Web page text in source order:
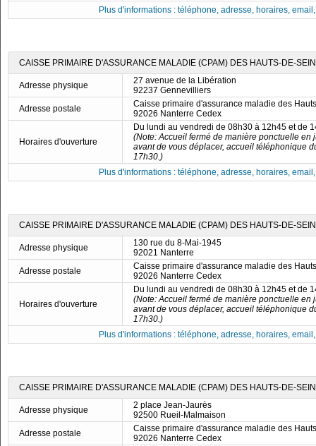
Plus d'informations : téléphone, adresse, horaires,
CAISSE PRIMAIRE D'ASSURANCE MALADIE (CPAM) DES HAUTS-DE-
Adresse physique
27 avenue de la Libération
92237 Gennevilliers
Adresse postale
Caisse primaire d'assurance maladie des
92026 Nanterre Cedex
Horaires d'ouverture
Du lundi au vendredi de 08h30 à 12h45 et de
(Note: Accueil fermé de manière ponctuelle
avant de vous déplacer, accueil téléphonique
17h30.)
Plus d'informations : téléphone, adresse, horaires,
CAISSE PRIMAIRE D'ASSURANCE MALADIE (CPAM) DES HAUTS-DE-
Adresse physique
130 rue du 8-Mai-1945
92021 Nanterre
Adresse postale
Caisse primaire d'assurance maladie des
92026 Nanterre Cedex
Horaires d'ouverture
Du lundi au vendredi de 08h30 à 12h45 et de
(Note: Accueil fermé de manière ponctuelle
avant de vous déplacer, accueil téléphonique
17h30.)
Plus d'informations : téléphone, adresse, horaires,
CAISSE PRIMAIRE D'ASSURANCE MALADIE (CPAM) DES HAUTS-DE-
Adresse physique
2 place Jean-Jaurès
92500 Rueil-Malmaison
Adresse postale
Caisse primaire d'assurance maladie des
92026 Nanterre Cedex